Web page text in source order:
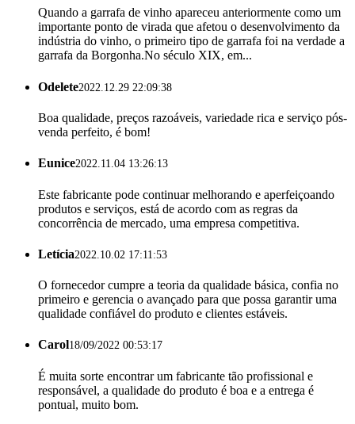
Quando a garrafa de vinho apareceu anteriormente como um
importante ponto de virada que afetou o desenvolvimento da
indústria do vinho, o primeiro tipo de garrafa foi na verdade a
garrafa da Borgonha.No século XIX, em...
Odelete2022.12.29 22:09:38
Boa qualidade, preços razoáveis, variedade rica e serviço pós-
venda perfeito, é bom!
Eunice2022.11.04 13:26:13
Este fabricante pode continuar melhorando e aperfeiçoando
produtos e serviços, está de acordo com as regras da
concorrência de mercado, uma empresa competitiva.
Letícia2022.10.02 17:11:53
O fornecedor cumpre a teoria da qualidade básica, confia no
primeiro e gerencia o avançado para que possa garantir uma
qualidade confiável do produto e clientes estáveis.
Carol18/09/2022 00:53:17
É muita sorte encontrar um fabricante tão profissional e
responsável, a qualidade do produto é boa e a entrega é
pontual, muito bom.